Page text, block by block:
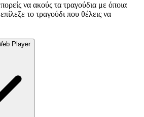
να ακούς τα τραγούδια με όποια
το τραγούδι που θέλεις να
Player